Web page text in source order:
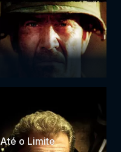
Até o Limite